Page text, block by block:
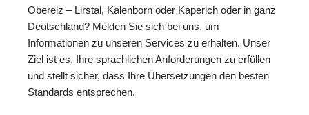
Oberelz – Lirstal, Kalenborn oder Kaperich oder in ganz
Deutschland? Melden Sie sich bei uns, um
Informationen zu unseren Services zu erhalten. Unser
Ziel ist es, Ihre sprachlichen Anforderungen zu erfüllen
und stellt sicher, dass Ihre Übersetzungen den besten
Standards entsprechen.